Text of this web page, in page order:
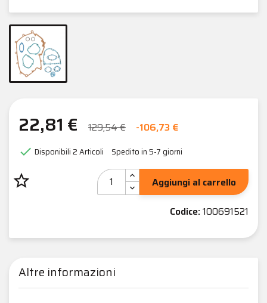
22,81 € 129,54 € -106,73 €
 Disponibili2 Articoli Spedito in 5-7 giorni
star_border
Aggiungi al carrello
Codice:100691521
Altre informazioni